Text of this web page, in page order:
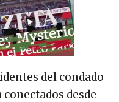
del condado
desde